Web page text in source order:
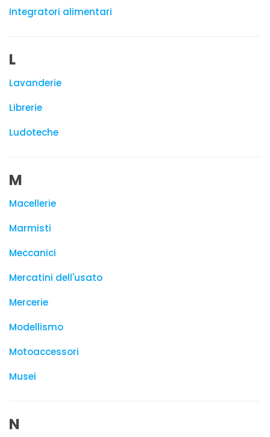
Integratori alimentari
L
Lavanderie
Librerie
Ludoteche
M
Macellerie
Marmisti
Meccanici
Mercatini dell'usato
Mercerie
Modellismo
Motoaccessori
Musei
N